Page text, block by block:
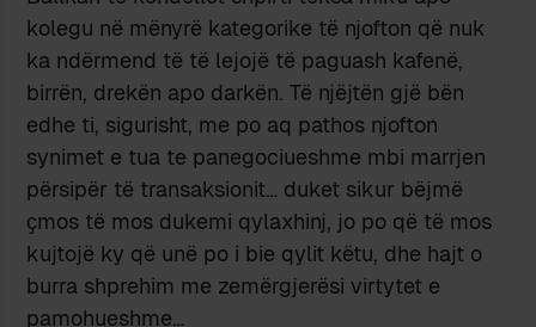
kolegu në mënyrë kategorike të njofton që nuk
ka ndërmend të të lejojë të paguash kafenë,
birrën, drekën apo darkën. Të njëjtën gjë bën
edhe ti, sigurisht, me po aq pathos njofton
synimet e tua te panegociueshme mbi marrjen
përsipër të transaksionit… duket sikur bëjmë
ҫmos të mos dukemi qylaxhinj, jo po që të mos
kujtojë ky që unë po i bie qylit këtu, dhe hajt o
burra shprehim me zemërgjerësi virtytet e
pamohueshme…